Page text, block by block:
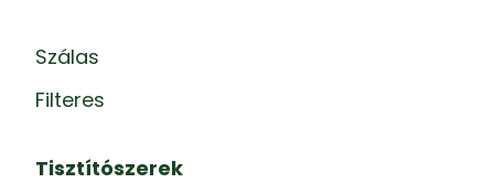
Szálas
Filteres
Tisztítószerek